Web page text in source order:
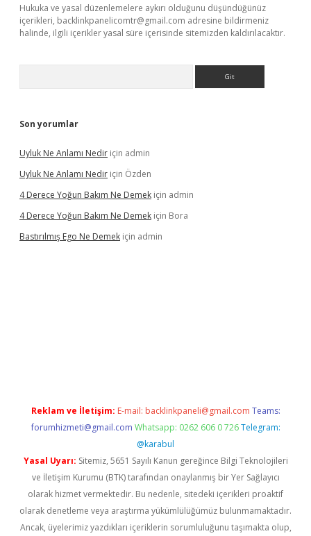
Hukuka ve yasal düzenlemelere aykırı olduğunu düşündüğünüz
içerikleri, backlinkpanelicomtr@gmail.com adresine bildirmeniz
halinde, ilgili içerikler yasal süre içerisinde sitemizden kaldırılacaktır.
Son yorumlar
Uyluk Ne Anlamı Nedir için admin
Uyluk Ne Anlamı Nedir için Özden
4 Derece Yoğun Bakım Ne Demek için admin
4 Derece Yoğun Bakım Ne Demek için Bora
Bastırılmış Ego Ne Demek için admin
Reklam ve İletişim: E-mail: backlinkpaneli@gmail.com Teams:
forumhizmeti@gmail.com Whatsapp: 0262 606 0 726 Telegram:
@karabul
Yasal Uyarı: Sitemiz, 5651 Sayılı Kanun gereğince Bilgi Teknolojileri
ve İletişim Kurumu (BTK) tarafından onaylanmış bir Yer Sağlayıcı
olarak hizmet vermektedir. Bu nedenle, sitedeki içerikleri proaktif
olarak denetleme veya araştırma yükümlülüğümüz bulunmamaktadır.
Ancak, üyelerimiz yazdıkları içeriklerin sorumluluğunu taşımakta olup,